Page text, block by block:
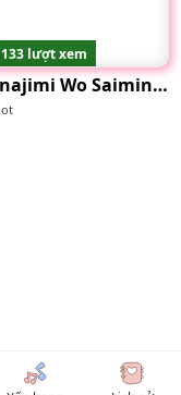
133 lượt xem
Osananajimi Wo Saiminjutsu De Ayatsuru